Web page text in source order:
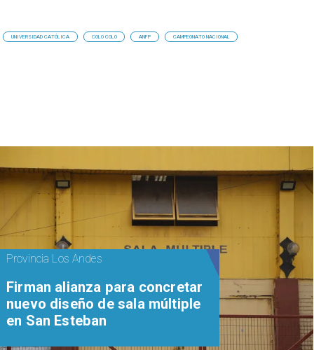
UNIVERSIDAD CATÓLICA COLO COLO ANFP CAMPEONATO NACIONAL
Provincia Los Andes
​​Firman alianza para concretar
nuevo diseño de sala múltiple
en San Esteban